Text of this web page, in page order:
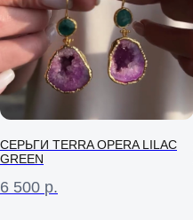
СЕРЬГИ TERRA OPERA LILAC
GREEN
6 500 р.